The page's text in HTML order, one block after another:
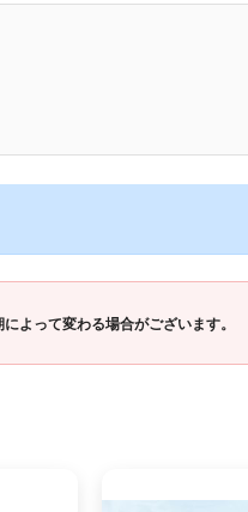
よって変わる場合がございます。